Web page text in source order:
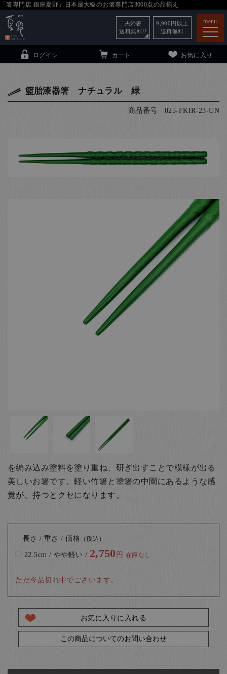
「箸専門店 銀座夏野」日本最大級のお箸専門店3000点の品揃え
menu
銀座夏野・箸長について
ログイン カート お気に入り
夫婦箸
送料無料!!
9,900 円以上
送料無料
籃胎漆器箸 ナチュラル 緑
商品番号 025-FKIR-23-UN
を編み込み塗料を塗り重ね、研ぎ出すことで模様が出る
美しいお箸です。軽い竹箸と塗箸の中間にあるような感
覚が、持つとクセになります。
長さ / 重さ / 価格 （税込）
22.5cm / やや軽い / 2,750 円 在庫なし
ただ今品切れ中でございます。
お気に入りに入れる
この商品についてのお問い合わせ